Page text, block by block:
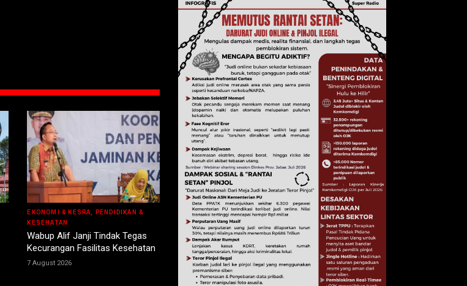
EKONOMI & KESRA, PENDIDIKAN &
KESEHATAN
Wabup Alif Janji Tindak Tegas
Kecurangan Fasilitas Kesehatan
7 August 2026